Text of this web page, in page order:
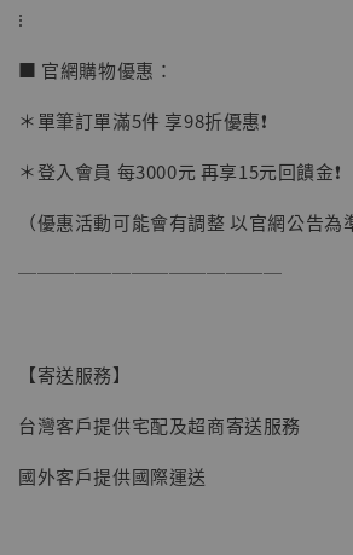
【現貨】BJSTUDIO 1/6系列可
NT$ 4,980
⁝
■ 官網購物優惠：
＊單筆訂單滿5件 享98折優惠❗️
＊登入會員 每3000元 再享15元回饋金❗️
（優惠活動可能會有調整 以官網公告為
──────────────
【寄送服務】
台灣客戶提供宅配及超商寄送服務
國外客戶提供國際運送